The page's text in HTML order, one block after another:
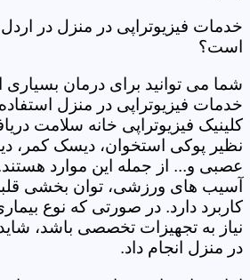
خدمات فیزیوتراپی در منزل در
است؟
شما می توانید برای درمان بسیاری
خدمات فیزیوتراپی در منزل
کلینیک فیزیوتراپی خانه سلامت
نظیر پوکی استخوان، دیسک کمر،
عصبی و... از جمله این موارد
آسیب های ورزشی، توان بخشی
کاربرد دارد. در صورتی که نوع
نیاز به تجهیزات تخصصی باشد، شاید
در منزل انجام داد.